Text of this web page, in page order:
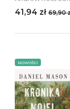
41,94 zł 69,90
NOWOŚCI